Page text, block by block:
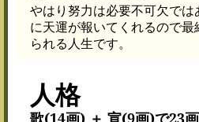
やはり努力は必要不可欠で
に天運が報いてくれるので
られる人生です。
人格
歌(14画) ＋ 宣(9画)で23